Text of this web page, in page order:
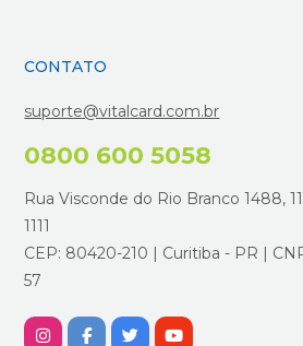
CONTATO
suporte@vitalcard.com.br
0800 600 5058
Rua Visconde do Rio Branco 1488,
1111
CEP: 80420-210 | Curitiba - PR |
57